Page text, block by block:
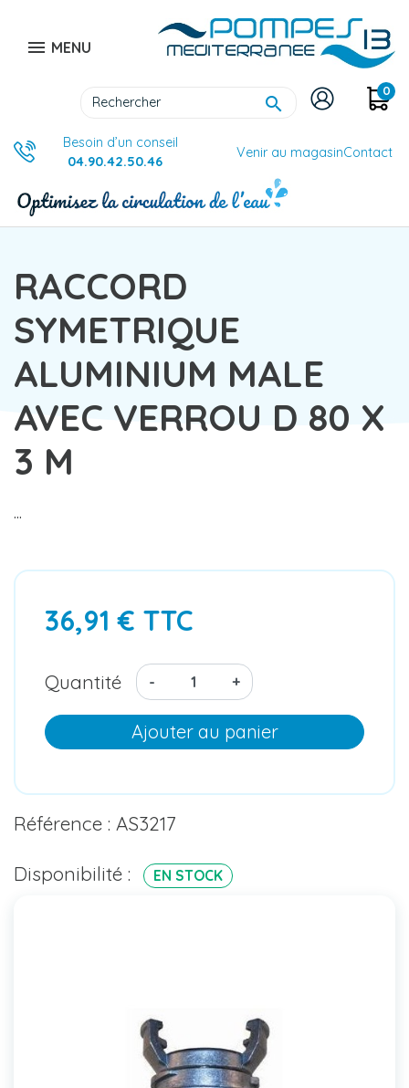
 MENU

0
Besoin d’un conseil
04.90.42.50.46
Venir au magasinContact
RACCORD
SYMETRIQUE
ALUMINIUM MALE
AVEC VERROU D 80 X
3 M
...
36,91 € TTC
Quantité - +
Ajouter au panier
Référence : AS3217
Disponibilité : EN STOCK